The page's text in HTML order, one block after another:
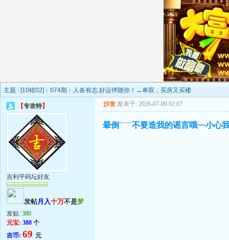
主题 : [10错02]﹛074期﹜人各有志.好运伴随你！→单双，买房又买楼
【专攻特】
吉利平码坛好友
发帖月入十万不是梦
发贴: 380
元宝: 380 个
吉币: 69 元
沙发 发表于: 2026-07-09 02:07
晕倒`````不要造我的谣言哦~~小心